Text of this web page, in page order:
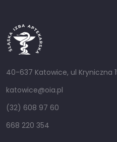
40-637 Katowice, ul Kryniczna
katowice@oia.pl
(32) 608 97 60
668 220 354